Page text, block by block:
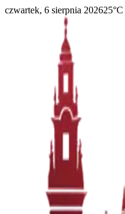
czwartek, 6 sierpnia 202625°C